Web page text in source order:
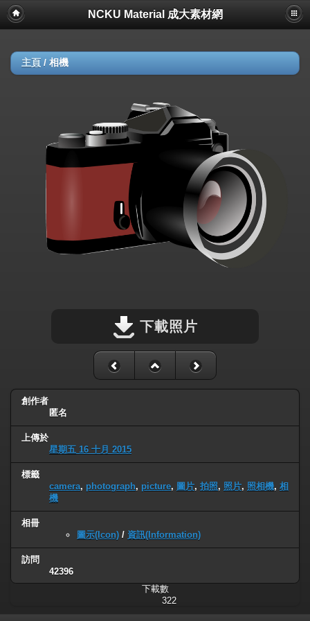
NCKU Material 成大素材網
主頁 / 相機
下載照片
創作者
匿名
上傳於
星期五 16 十月 2015
標籤
camera, photograph, picture, 圖片, 拍照, 照片, 照相機, 相
機
相冊
圖示(Icon) / 資訊(Information)
訪問
42396
下載數
322